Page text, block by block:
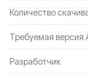
Количество
Требуемая версия
Разработчик